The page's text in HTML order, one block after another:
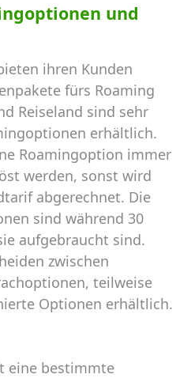
und
ihren Kunden
fürs Roaming
Reiseland sind sehr
erhältlich.
Roamingoption immer
werden, sonst wird
abgerechnet. Die
sind während 30
aufgebraucht sind.
zwischen
teilweise
Optionen erhältlich.
eine bestimmte